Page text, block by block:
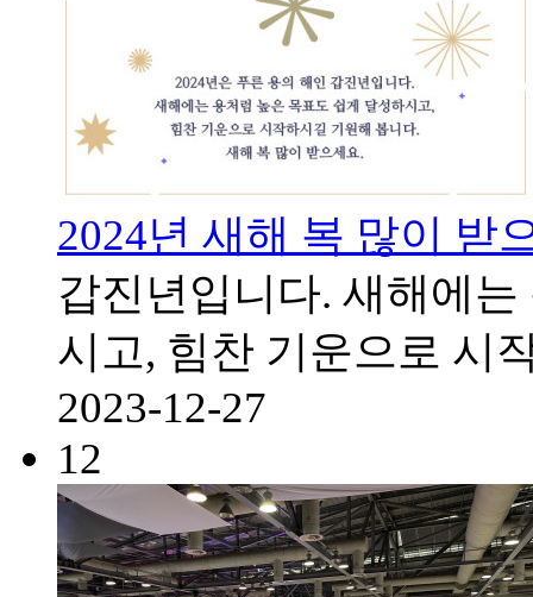
2024년 새해 복 많이 받
갑진년입니다. 새해에
시고, 힘찬 기운으로 시
2023-12-27
12